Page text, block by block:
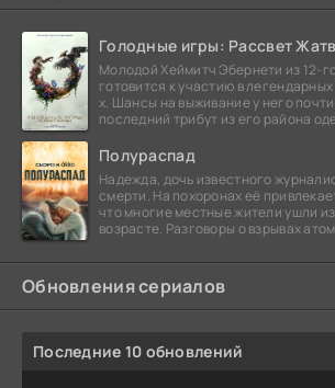
Голодные игры: Рассвет
Молодой Хеймитч Эбернети из 12-
готовится к участию в
х. Шансы на выживание у него
последний трибут из его района
Полураспад
Надежда, дочь известного
смерти. На похоронах её
что многие местные жители ушли
возрасте. Разговоры о взрывах
Обновления сериалов
Последние 10 обновлений